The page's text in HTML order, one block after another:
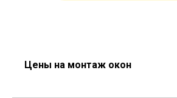
Цены на монтаж окон